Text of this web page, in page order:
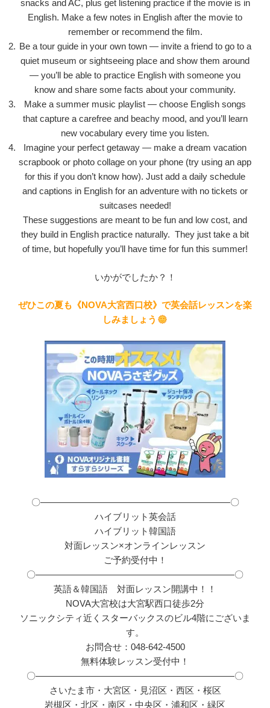
snacks and AC, plus get listening practice if the movie is in
English. Make a few notes in English after the movie to
remember or recommend the film.
Be a tour guide in your own town — invite a friend to go to a
quiet museum or sightseeing place and show them around
— you’ll be able to practice English with someone you
know and share some facts about your community.
Make a summer music playlist — choose English songs
that capture a carefree and beachy mood, and you’ll learn
new vocabulary every time you listen.
Imagine your perfect getaway — make a dream vacation
scrapbook or photo collage on your phone (try using an app
for this if you don’t know how). Just add a daily schedule
and captions in English for an adventure with no tickets or
suitcases needed!
These suggestions are meant to be fun and low cost, and
they build in English practice naturally. They just take a bit
of time, but hopefully you’ll have time for fun this summer!
いかがでしたか？！
ぜひこの夏も《NOVA大宮西口校》で英会話レッスンを楽
しみましょう
〇―――――――――――――――――――――〇
ハイブリット英会話
ハイブリット韓国語
対面レッスン×オンラインレッスン
ご予約受付中！
〇――――――――――――――――――――――〇
英語＆韓国語 対面レッスン開講中！！
NOVA大宮校は大宮駅西口徒歩2分
ソニックシティ近くスターバックスのビル4階にございま
す。
お問合せ：048-642-4500
無料体験レッスン受付中！
〇――――――――――――――――――――――〇
さいたま市・大宮区・見沼区・西区・桜区
岩槻区・北区・南区・中央区・浦和区・緑区